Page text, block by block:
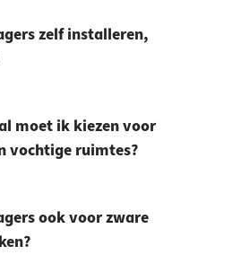
zelf installeren,
moet ik kiezen voor
vochtige ruimtes?
ook voor zware